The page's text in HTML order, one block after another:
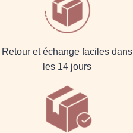
Retour et échange faciles dans
les 14 jours